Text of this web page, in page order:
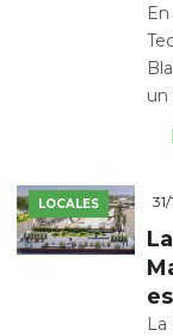
un
LOCALES
La